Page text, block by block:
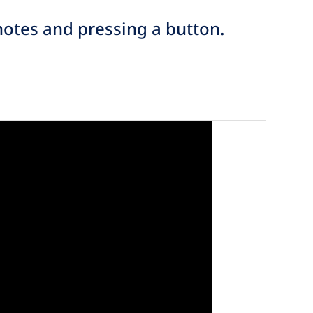
and pressing a button.